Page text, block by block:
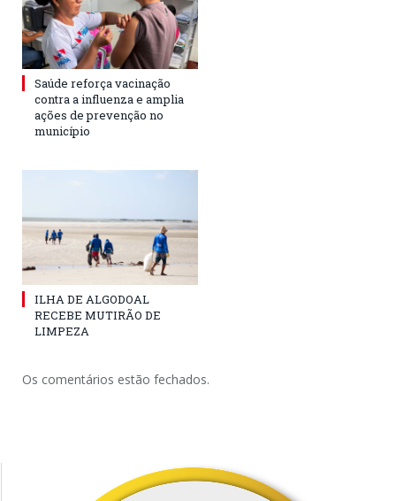
Saúde reforça vacinação
contra a influenza e amplia
ações de prevenção no
município
ILHA DE ALGODOAL
RECEBE MUTIRÃO DE
LIMPEZA
Os comentários estão fechados.